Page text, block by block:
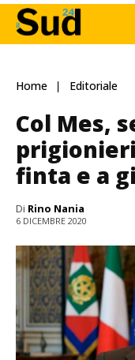
Home Editoriale
Col Mes,
finta e a
Di Rino Nania
6 DICEMBRE 2020